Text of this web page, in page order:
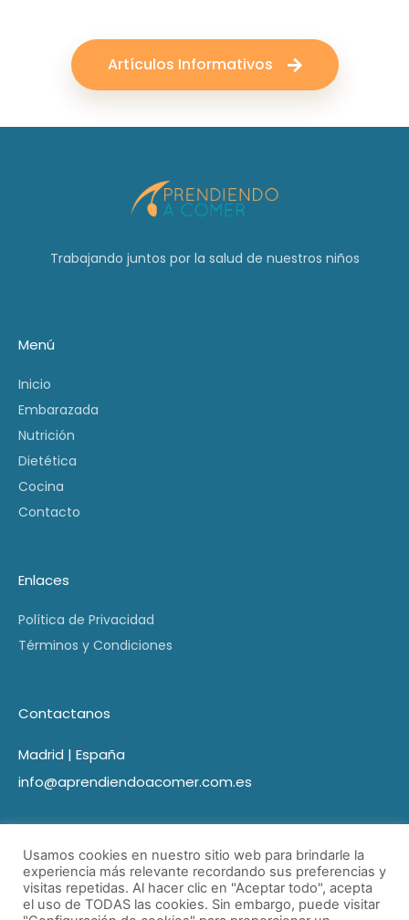
Artículos Informativos
Trabajando juntos por la salud de nuestros niños
Menú
Inicio
Embarazada
Nutrición
Dietética
Cocina
Contacto
Enlaces
Política de Privacidad
Términos y Condiciones
Contactanos
Madrid | España
info@aprendiendoacomer.com.es
Usamos cookies en nuestro sitio web para brindarle la
experiencia más relevante recordando sus preferencias y
visitas repetidas. Al hacer clic en "Aceptar todo", acepta
el uso de TODAS las cookies. Sin embargo, puede visitar